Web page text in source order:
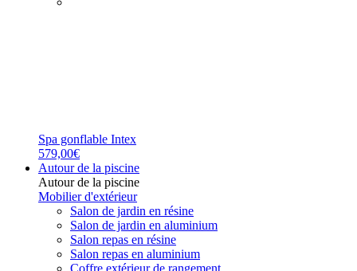
Spa gonflable Intex
579,00€
Autour de la piscine
Autour de la piscine
Mobilier d'extérieur
Salon de jardin en résine
Salon de jardin en aluminium
Salon repas en résine
Salon repas en aluminium
Coffre extérieur de rangement